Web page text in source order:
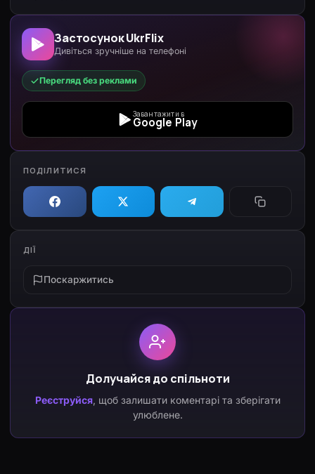
Застосунок UkrFlix
Дивіться зручніше на телефоні
Перегляд без реклами
Завантажити в
Google Play
ПОДІЛИТИСЯ
ДІЇ
Поскаржитись
Долучайся до спільноти
Реєструйся, щоб залишати коментарі та зберігати
улюблене.